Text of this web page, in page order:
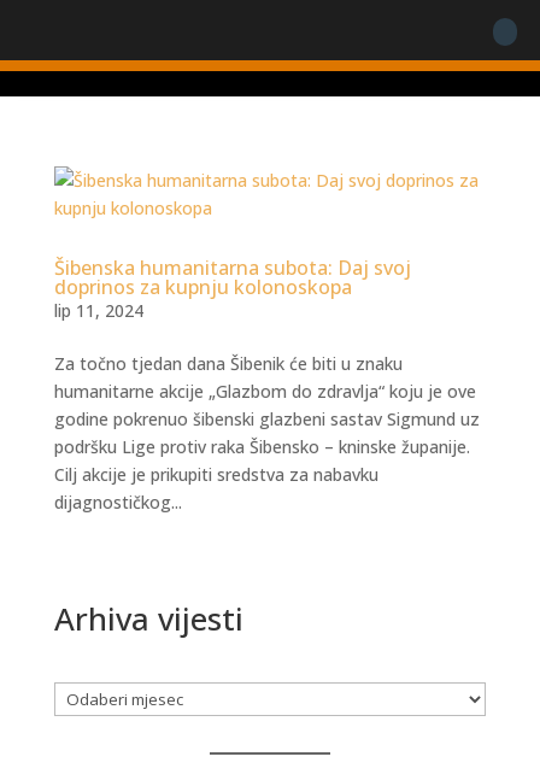
Šibenska humanitarna subota: Daj svoj
doprinos za kupnju kolonoskopa
lip 11, 2024
Za točno tjedan dana Šibenik će biti u znaku
humanitarne akcije „Glazbom do zdravlja“ koju je ove
godine pokrenuo šibenski glazbeni sastav Sigmund uz
podršku Lige protiv raka Šibensko – kninske županije.
Cilj akcije je prikupiti sredstva za nabavku
dijagnostičkog...
Arhiva vijesti
Arhiva